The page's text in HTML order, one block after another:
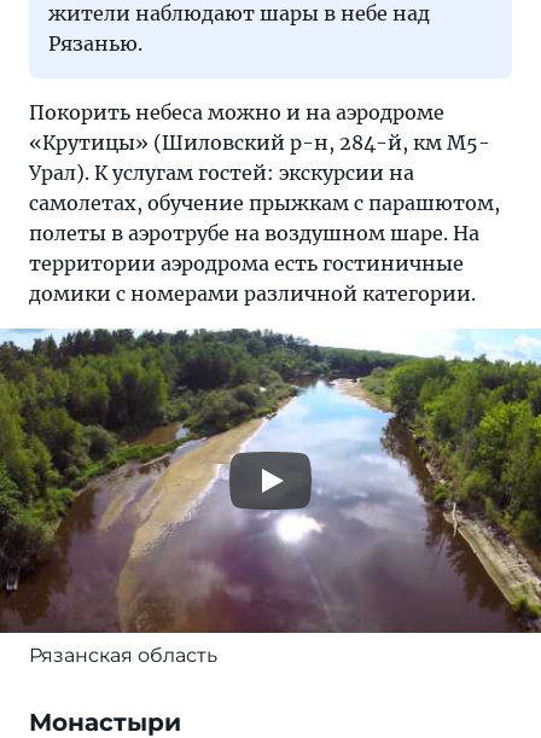
жители наблюдают шары в небе над
Рязанью.
Покорить небеса можно и на аэродроме
«Крутицы» (Шиловский р-н, 284-й, км М5-
Урал). К услугам гостей: экскурсии на
самолетах, обучение прыжкам с парашютом,
полеты в аэротрубе на воздушном шаре. На
территории аэродрома есть гостиничные
домики с номерами различной категории.
Рязанская область
Монастыри